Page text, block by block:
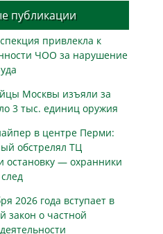
публикации
привлекла к
ЧОО за нарушение
Москвы изъяли за
3 тыс. единиц оружия
в центре Перми:
обстрелял ТЦ
остановку — охранники
2026 года вступает в
закон о частной